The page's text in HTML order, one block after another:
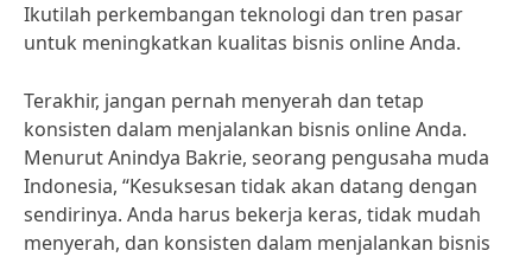
Ikutilah perkembangan teknologi dan tren pasar
untuk meningkatkan kualitas bisnis online Anda.
Terakhir, jangan pernah menyerah dan tetap
konsisten dalam menjalankan bisnis online Anda.
Menurut Anindya Bakrie, seorang pengusaha muda
Indonesia, “Kesuksesan tidak akan datang dengan
sendirinya. Anda harus bekerja keras, tidak mudah
menyerah, dan konsisten dalam menjalankan bisnis